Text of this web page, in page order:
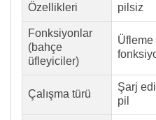
Özellikleri
pilsiz
Fonksiyonlar
(bahçe
üfleyiciler)
Üfleme
Çalışma türü
Şarj
pil